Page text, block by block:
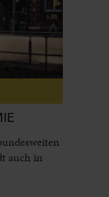
auch in